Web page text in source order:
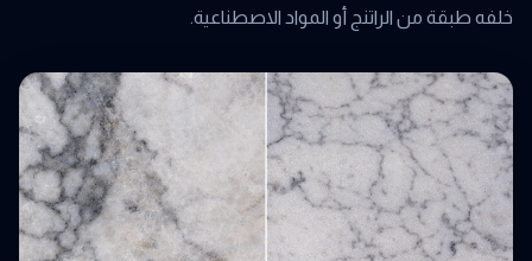
خلفه طبقة من الراتنج أو المواد الاصطناعية.